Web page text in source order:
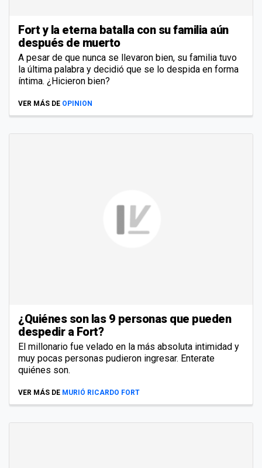
Fort y la eterna batalla con su familia aún
después de muerto
A pesar de que nunca se llevaron bien, su familia tuvo
la última palabra y decidió que se lo despida en forma
íntima. ¿Hicieron bien?
VER MÁS DE OPINION
¿Quiénes son las 9 personas que pueden
despedir a Fort?
El millonario fue velado en la más absoluta intimidad y
muy pocas personas pudieron ingresar. Enterate
quiénes son.
VER MÁS DE MURIÓ RICARDO FORT